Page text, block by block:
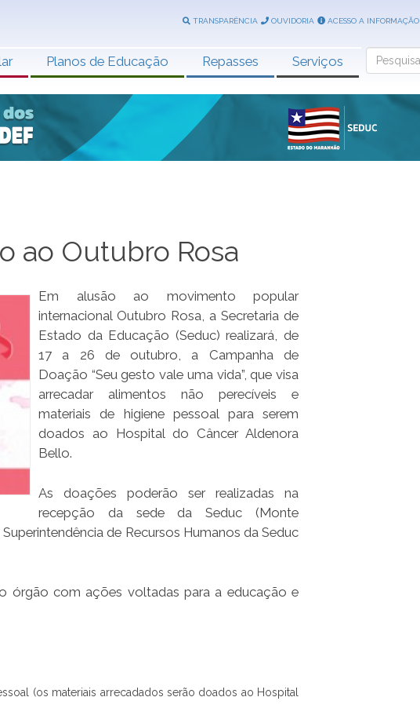
TRANSPARÊNCIA OUVIDORIA ACESSO A INFORMAÇÃO
Planos de Educação Repasses Serviços Search
ao Outubro Rosa
Em alusão ao movimento popular
internacional Outubro Rosa, a Secretaria de
Estado da Educação (Seduc) realizará, de
17 a 26 de outubro, a Campanha de
Doação “Seu gesto vale uma vida”, que visa
arrecadar alimentos não perecíveis e
materiais de higiene pessoal para serem
doados ao Hospital do Câncer Aldenora
Bello.
As doações poderão ser realizadas na
recepção da sede da Seduc (Monte
de Recursos Humanos da Seduc
órgão com ações voltadas para a educação e
(os materiais arrecadados serão doados ao Hospital